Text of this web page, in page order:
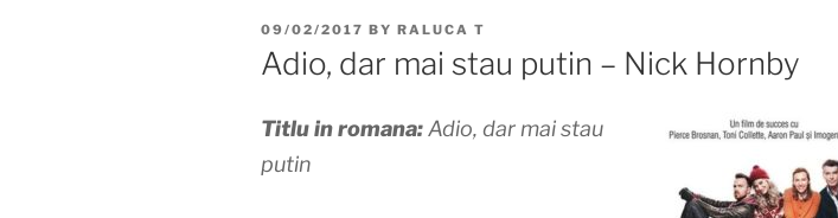
POSTED
ON
09/02/2017 BY RALUCA T
Adio, dar mai stau putin – Nick Hornby
Titlu in romana:Adio, dar mai stau
putin